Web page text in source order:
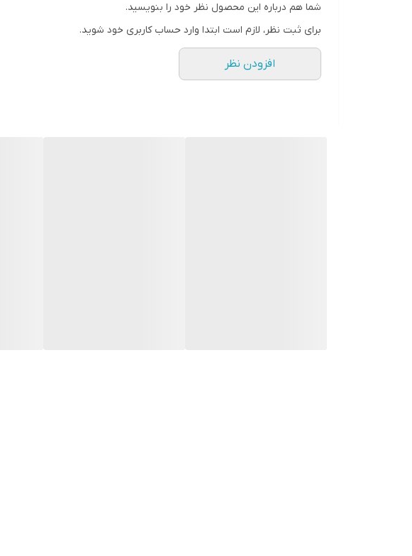
مزایای استفاده از تاپ شاین Em
زیبایی ماندگار: ناخن‌هایی براق و جذاب برای مدت طولانی.
محافظت از ناخن: افزایش مقاومت ناخن‌ها در برابر آسیب‌های فیزیکی.
شما هم درباره این محصول نظر خود را بنویسید.
برای ثبت نظر، لازم است ابتدا وارد حساب کاربری خود شوید.
افزودن نظر